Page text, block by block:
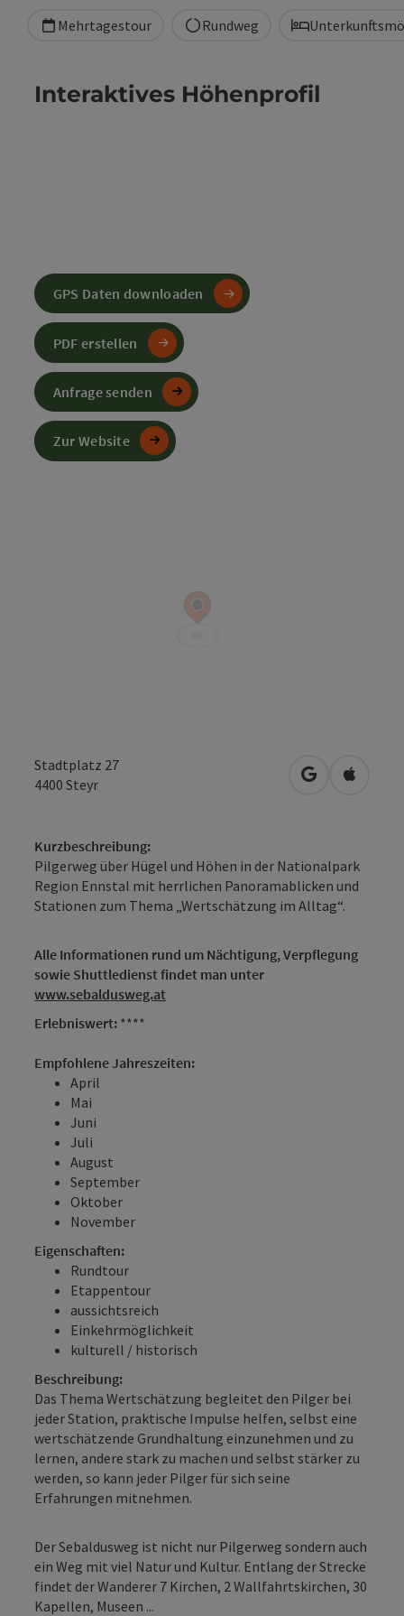
Mehrtagestour Rundweg
Stadtplatz 27
4400 Steyr in Google
in
Kurzbeschreibung:
Pilgerweg über Hügel und Höhen in der Nationalpark
Region Ennstal mit herrlichen Panoramablicken und
Stationen zum Thema „Wertschätzung im Alltag“.
Alle Informationen rund um Nächtigung, Verpflegung
sowie Shuttledienst findet man unter
www.sebaldusweg.at
Erlebniswert: ****
Empfohlene Jahreszeiten:
April
Mai
Juni
Juli
August
September
Oktober
November
Eigenschaften:
Rundtour
Etappentour
aussichtsreich
Einkehrmöglichkeit
kulturell / historisch
Beschreibung:
Das Thema Wertschätzung begleitet den Pilger bei
jeder Station, praktische Impulse helfen, selbst eine
wertschätzende Grundhaltung einzunehmen und zu
lernen, andere stark zu machen und selbst stärker zu
werden, so kann jeder Pilger für sich seine
Erfahrungen mitnehmen.
Der Sebaldusweg ist nicht nur Pilgerweg sondern auch
ein Weg mit viel Natur und Kultur. Entlang der Strecke
findet der Wanderer 7 Kirchen, 2 Wallfahrtskirchen, 30
Kapellen, Museen ...
Interaktives Höhenprofil
GPS Daten downloaden
PDF erstellen
Anfrage senden
Zur Website